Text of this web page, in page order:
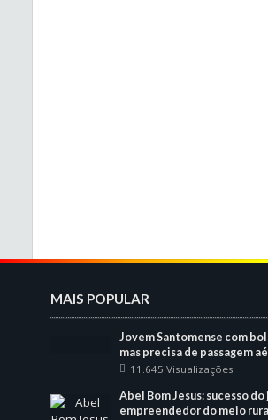
MAIS POPULAR
Jovem Santomense com
mas precisa de passagem
11.645 Visualizações
Abel Bom Jesus: sucesso
empreendedor do meio rural